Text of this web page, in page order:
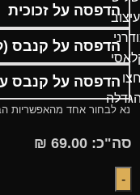
הדפסה על זכוכית
הדפסה על קנבס
הדפסה על קנבס
נא לבחור אחד מהאפשריות
סה"כ: 69.00
₪